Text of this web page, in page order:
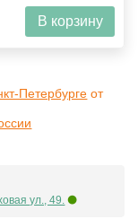
В корзину
Петербурге от
ул., 49.